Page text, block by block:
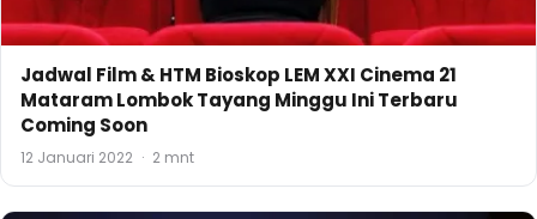
Jadwal Film & HTM Bioskop LEM XXI Cinema 21
Mataram Lombok Tayang Minggu Ini Terbaru
Coming Soon
12 Januari 2022 · 2 mnt